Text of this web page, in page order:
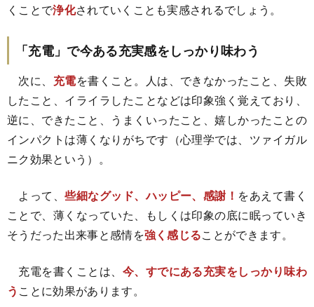
くことで浄化されていくことも実感されるでしょう。
「充電」で今ある充実感をしっかり味わう
次に、 充電を書くこと。人は、できなかったこと、失敗
したこと、イライラしたことなどは印象強く覚えており、
逆に、できたこと、うまくいったこと、嬉しかったことの
インパクトは薄くなりがちです（心理学では、ツァイガル
ニク効果という）。
よって、些細なグッド、ハッピー、感謝！ をあえて書く
ことで、薄くなっていた、もしくは印象の底に眠っていき
そうだった出来事と感情を強く感じることができます。
充電を書くことは、 今、すでにある充実をしっかり味わ
う ことに効果があります。